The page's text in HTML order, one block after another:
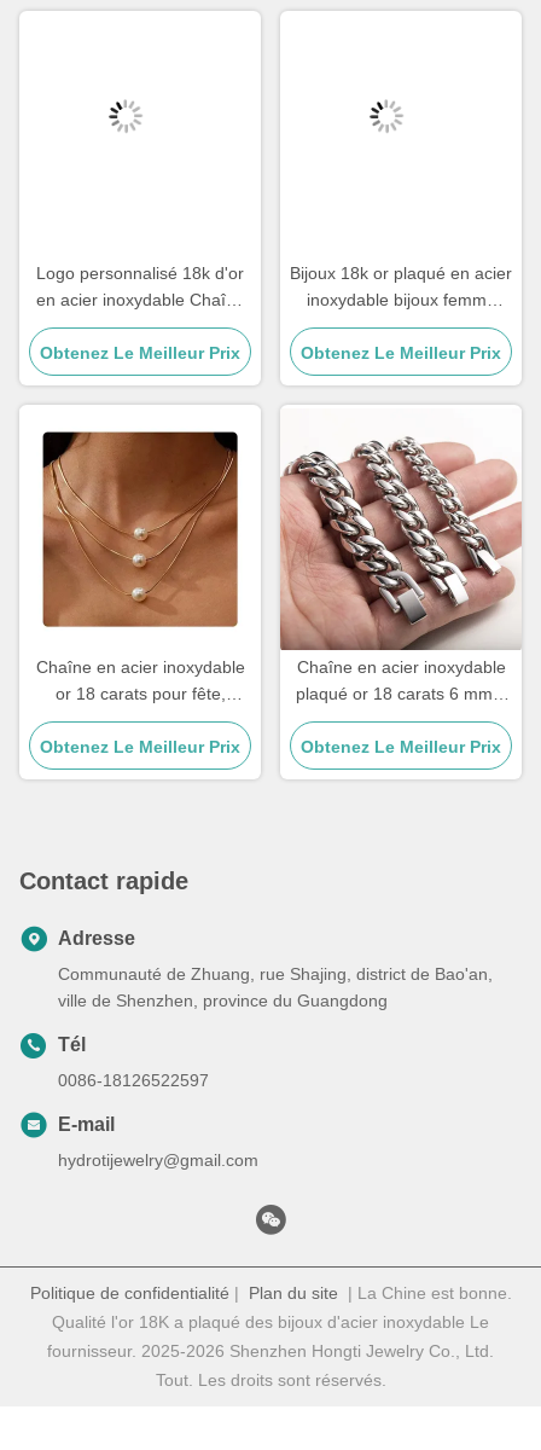
Logo personnalisé 18k d'or
en acier inoxydable Chaîne
Homme Bijoux Croix
Pendentif Chaînes
Obtenez Le Meilleur Prix
Bijoux 18k or plaqué en acier
inoxydable bijoux femme
Choker Croix Collier 20
pouces
Obtenez Le Meilleur Prix
Chaîne en acier inoxydable
or 18 carats pour fête,
remplie d'or, colliers à trois
couches, pendentif perle,
17,72 pouces
Obtenez Le Meilleur Prix
Chaîne en acier inoxydable
plaqué or 18 carats 6 mm 8
mm, chaîne gourmette
cubaine argentée de
plusieurs tailles
Obtenez Le Meilleur Prix
Contact rapide
Adresse
Communauté de Zhuang, rue Shajing, district de Bao'an,
ville de Shenzhen, province du Guangdong
Tél
0086-18126522597
E-mail
hydrotijewelry@gmail.com
Politique de confidentialité | Plan du site | La Chine est bonne.
Qualité l'or 18K a plaqué des bijoux d'acier inoxydable Le
fournisseur. 2025-2026 Shenzhen Hongti Jewelry Co., Ltd.
Tout. Les droits sont réservés.